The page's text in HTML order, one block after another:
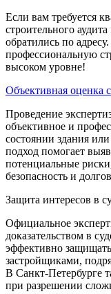
Если вам требуется
строительного
обратились по
профессиональную
высоком уровне!
Объективная оценка
Проведение
объективное и
состоянии здания
подход помогает
потенциальные
безопасность и
Защита интересов в
Официальное
доказательством в
эффективно
застройщиками,
В Санкт-Петербурге
при разрешении